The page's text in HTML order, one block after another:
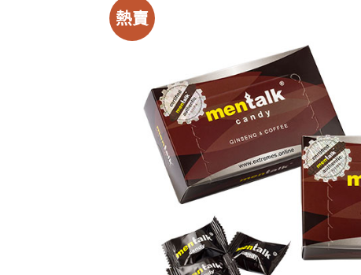
熱賣